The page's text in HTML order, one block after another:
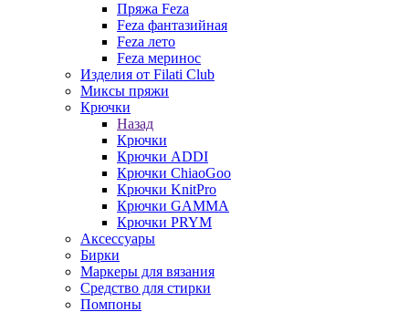
Пряжа Feza
Feza фантазийная
Feza лето
Feza меринос
Изделия от Filati Club
Миксы пряжи
Крючки
Назад
Крючки
Крючки ADDI
Крючки ChiaoGoo
Крючки KnitPro
Крючки GAMMA
Крючки PRYM
Аксессуары
Бирки
Маркеры для вязания
Средство для стирки
Помпоны